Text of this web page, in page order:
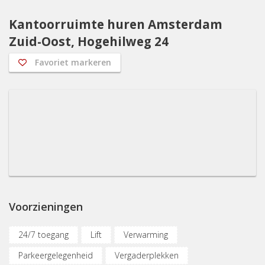
Kantoorruimte huren Amsterdam
Zuid-Oost, Hogehilweg 24
Favoriet markeren
Voorzieningen
24/7 toegang Lift
Verwarming
Parkeergelegenheid
Vergaderplekken